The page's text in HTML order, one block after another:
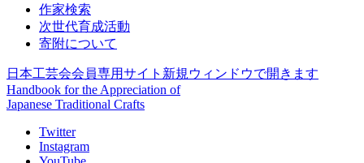
作家検索
次世代育成活動
寄附について
日本工芸会会員専用サイト 新規ウィンドウで開きます
Handbook for the Appreciation of
Japanese Traditional Crafts
Twitter
Instagram